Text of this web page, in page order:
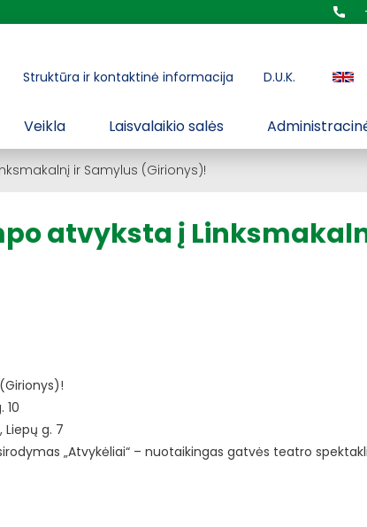
Struktūra ir kontaktinė informacija D.U.K.
Veikla Laisvalaikio salės
ir Samylus (Girionys)!
atvyksta į
10
Liepų g. 7
„Atvykėliai“ – nuotaikingas gatvės teatro